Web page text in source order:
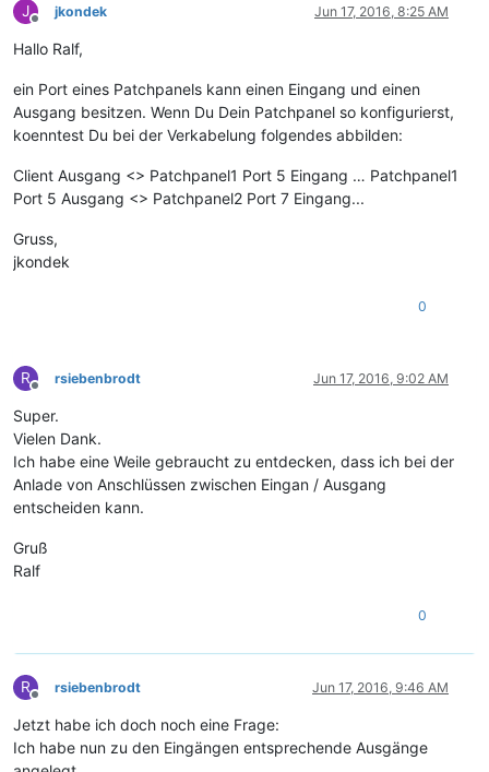
J
Offline
jkondek Jun 17, 2016, 8:25 AM
Hallo Ralf,
ein Port eines Patchpanels kann einen Eingang und einen
Ausgang besitzen. Wenn Du Dein Patchpanel so konfigurierst,
koenntest Du bei der Verkabelung folgendes abbilden:
Client Ausgang <> Patchpanel1 Port 5 Eingang … Patchpanel1
Port 5 Ausgang <> Patchpanel2 Port 7 Eingang...
Gruss,
jkondek
0
R
Offline
rsiebenbrodt Jun 17, 2016, 9:02 AM
Super.
Vielen Dank.
Ich habe eine Weile gebraucht zu entdecken, dass ich bei der
Anlade von Anschlüssen zwischen Eingan / Ausgang
entscheiden kann.
Gruß
Ralf
0
R
Offline
rsiebenbrodt Jun 17, 2016, 9:46 AM
Jetzt habe ich doch noch eine Frage:
Ich habe nun zu den Eingängen entsprechende Ausgänge